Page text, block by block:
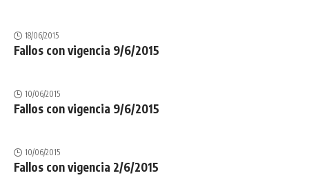
18/06/2015
Fallos con vigencia 9/6/2015
10/06/2015
Fallos con vigencia 9/6/2015
10/06/2015
Fallos con vigencia 2/6/2015